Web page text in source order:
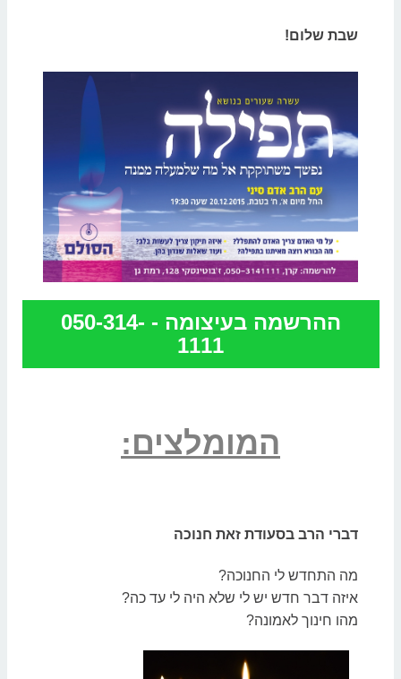
שבת שלום!
ההרשמה בעיצומה - 050-314-
1111
המומלצים:
דברי הרב בסעודת זאת חנוכה
מה התחדש לי החנוכה?
איזה דבר חדש יש לי שלא היה לי עד כה?
מהו חינוך לאמונה?